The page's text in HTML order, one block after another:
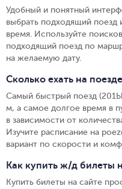
Удобный и понятный
выбрать подходящий поезд
время. Используйте
подходящий поезд по
на желаемую дату.
Сколько ехать на
Самый быстрый поезд
м, а самое долгое время в
в зависимости от
Изучите расписание на
вариант по скорости и
Как купить ж/д билеты
Купить билеты на сайте